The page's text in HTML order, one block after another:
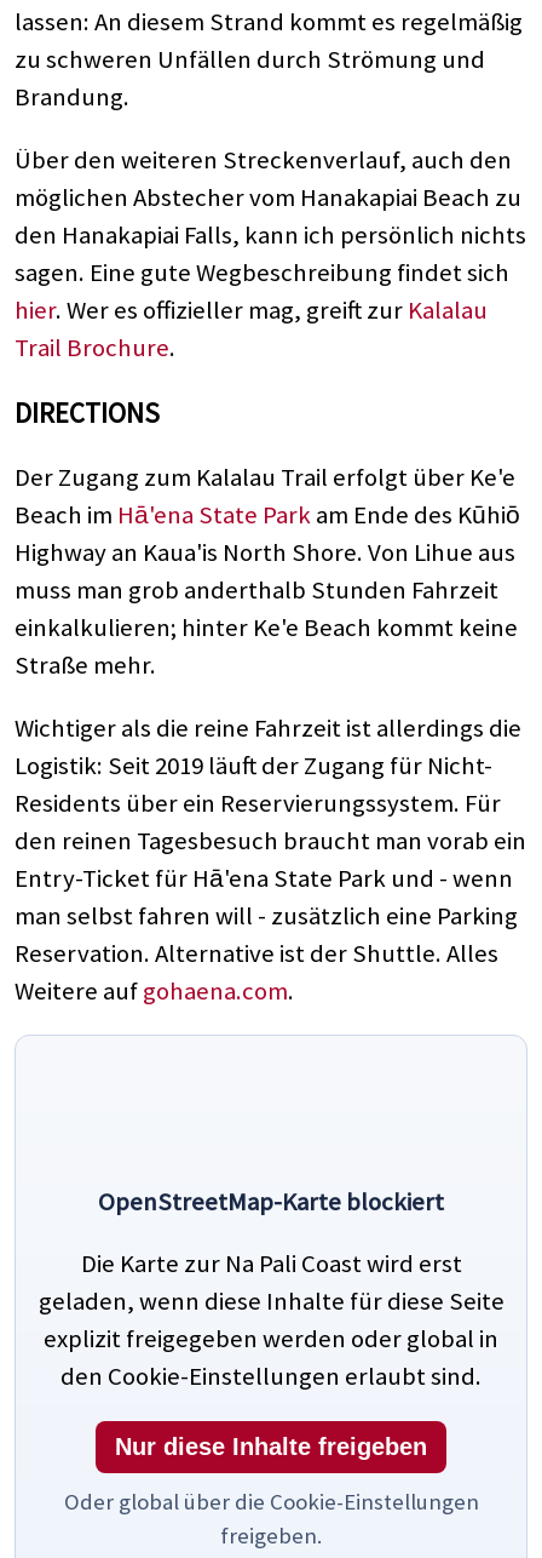
lassen: An diesem Strand kommt es regelmäßig
zu schweren Unfällen durch Strömung und
Brandung.
Über den weiteren Streckenverlauf, auch den
möglichen Abstecher vom Hanakapiai Beach zu
den Hanakapiai Falls, kann ich persönlich nichts
sagen. Eine gute Wegbeschreibung findet sich
hier. Wer es offizieller mag, greift zur Kalalau
Trail Brochure.
DIRECTIONS
Der Zugang zum Kalalau Trail erfolgt über Ke'e
Beach im Hā'ena State Parkam Ende des Kūhiō
Highway an Kaua'is North Shore. Von Lihue aus
muss man grob anderthalb Stunden Fahrzeit
einkalkulieren; hinter Ke'e Beach kommt keine
Straße mehr.
Wichtiger als die reine Fahrzeit ist allerdings die
Logistik: Seit 2019 läuft der Zugang für Nicht-
Residents über ein Reservierungssystem. Für
den reinen Tagesbesuch braucht man vorab ein
Entry-Ticket für Hā'ena State Park und - wenn
man selbst fahren will - zusätzlich eine Parking
Reservation. Alternative ist der Shuttle. Alles
Weitere aufgohaena.com.
OpenStreetMap-Karte blockiert
Die Karte zur Na Pali Coast wird erst
geladen, wenn diese Inhalte für diese Seite
explizit freigegeben werden oder global in
den Cookie-Einstellungen erlaubt sind.
Nur diese Inhalte freigeben
Oder global über die Cookie-Einstellungen
freigeben.